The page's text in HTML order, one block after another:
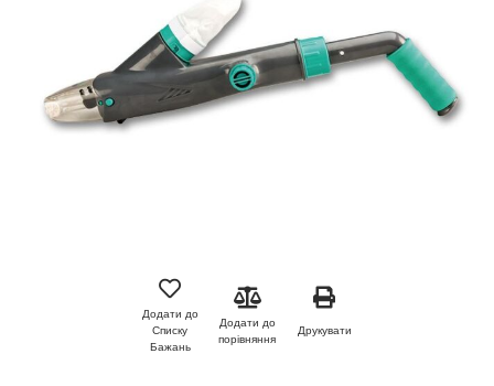
Додати до
Списку
Бажань
Додати до
порівняння
Друкувати